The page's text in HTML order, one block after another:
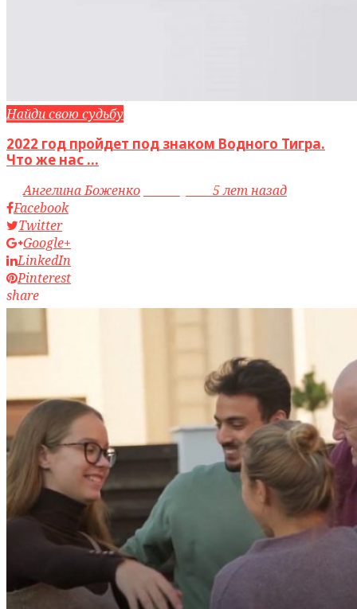
Найди свою судьбу
2022 год пройдет под знаком Водного Тигра.
Что же нас ...
byАнгелина Боженко
5 лет назад
Facebook
Twitter
Google+
LinkedIn
Pinterest
share